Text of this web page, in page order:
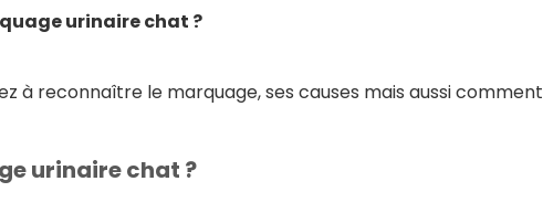
urinaire chat ?
à reconnaître le marquage, ses causes mais aussi comment
urinaire chat ?